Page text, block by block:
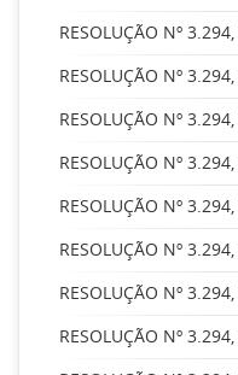
RESOLUÇÃO Nº
RESOLUÇÃO Nº
RESOLUÇÃO Nº
RESOLUÇÃO Nº
RESOLUÇÃO Nº
RESOLUÇÃO Nº
RESOLUÇÃO Nº
RESOLUÇÃO Nº